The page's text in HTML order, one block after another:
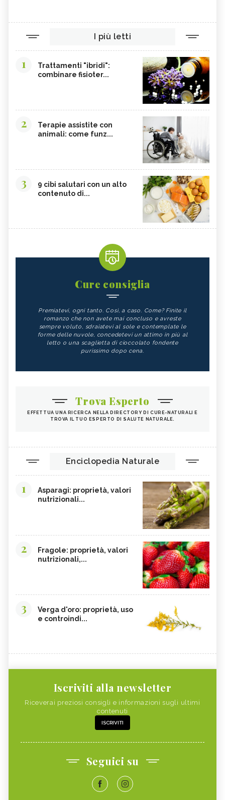
I più letti
1
Trattamenti "ibridi":
combinare fisioter...
2
Terapie assistite con
animali: come funz...
3
9 cibi salutari con un alto
contenuto di...
Cure consiglia
Premiatevi, ogni tanto. Così, a caso. Come? Finite il
romanzo che non avete mai concluso e avreste
sempre voluto, sdraiatevi al sole e contemplate le
forme delle nuvole, concedetevi un attimo in più al
letto o una scaglietta di cioccolato fondente
purissimo dopo cena.
Trova Esperto
EFFETTUA UNA RICERCA NELLA DIRECTORY DI CURE-NATURALI E
TROVA IL TUO ESPERTO DI SALUTE NATURALE.
Enciclopedia Naturale
1
Asparagi: proprietà, valori
nutrizionali...
2
Fragole: proprietà, valori
nutrizionali,...
3
Verga d'oro: proprietà, uso
e controindi...
Iscriviti alla newsletter
Riceverai preziosi consigli e informazioni sugli ultimi
contenuti
ISCRIVITI
Seguici su